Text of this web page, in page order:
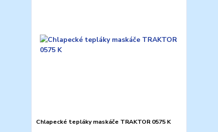
Chlapecké tepláky maskáče TRAKTOR 0575 K